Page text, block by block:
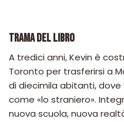
TRAMA DEL LIBRO
A tredici anni, Kevin è
Toronto per trasferirsi a
di diecimila abitanti,
come «lo straniero».
nuova scuola, nuova